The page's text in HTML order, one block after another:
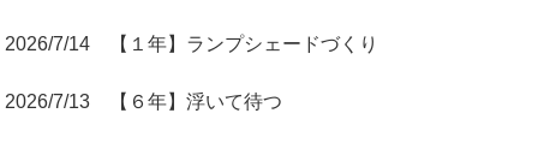
2026/7/14 【１年】ランプシェードづくり
2026/7/13 【６年】浮いて待つ